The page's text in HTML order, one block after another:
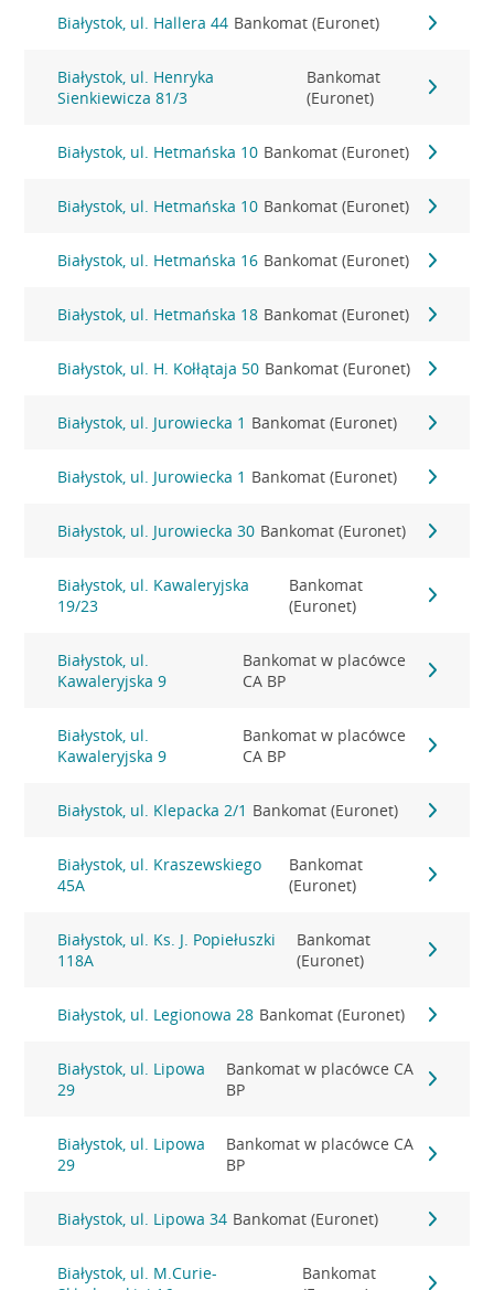
Białystok, ul. Hallera 44 Bankomat (Euronet)
Białystok, ul. Henryka
Sienkiewicza 81/3
Bankomat
(Euronet)
Białystok, ul. Hetmańska 10 Bankomat (Euronet)
Białystok, ul. Hetmańska 10 Bankomat (Euronet)
Białystok, ul. Hetmańska 16 Bankomat (Euronet)
Białystok, ul. Hetmańska 18 Bankomat (Euronet)
Białystok, ul. H. Kołłątaja 50 Bankomat (Euronet)
Białystok, ul. Jurowiecka 1 Bankomat (Euronet)
Białystok, ul. Jurowiecka 1 Bankomat (Euronet)
Białystok, ul. Jurowiecka 30 Bankomat (Euronet)
Białystok, ul. Kawaleryjska
19/23
Bankomat
(Euronet)
Białystok, ul.
Kawaleryjska 9
Bankomat w placówce
CA BP
Białystok, ul.
Kawaleryjska 9
Bankomat w placówce
CA BP
Białystok, ul. Klepacka 2/1 Bankomat (Euronet)
Białystok, ul. Kraszewskiego
45A
Bankomat
(Euronet)
Białystok, ul. Ks. J. Popiełuszki
118A
Bankomat
(Euronet)
Białystok, ul. Legionowa 28 Bankomat (Euronet)
Białystok, ul. Lipowa
29
Bankomat w placówce CA
BP
Białystok, ul. Lipowa
29
Bankomat w placówce CA
BP
Białystok, ul. Lipowa 34 Bankomat (Euronet)
Białystok, ul. M.Curie-
Bankomat